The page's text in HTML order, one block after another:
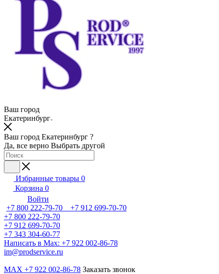
Ваш город
Екатеринбург
Ваш город Екатеринбург ?
Да, все верно Выбрать другой
Избранные товары 0
Корзина 0
Войти
+7 800 222-79-70 +7 912 699-70-70
+7 800 222-79-70
+7 912 699-70-70
+7 343 304-60-77
Написать в Max: +7 922 002-86-78
im@prodservice.ru
MAX +7 922 002-86-78 Заказать звонок